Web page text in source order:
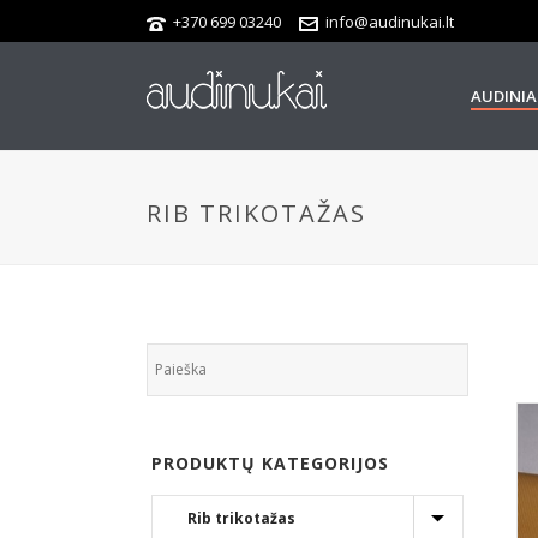
+370 699 03240 info@audinukai.lt
RIB TRIKOTAŽAS
PRODUKTŲ KATEGORIJOS